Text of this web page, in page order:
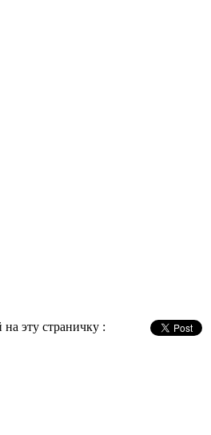
эту страничку :